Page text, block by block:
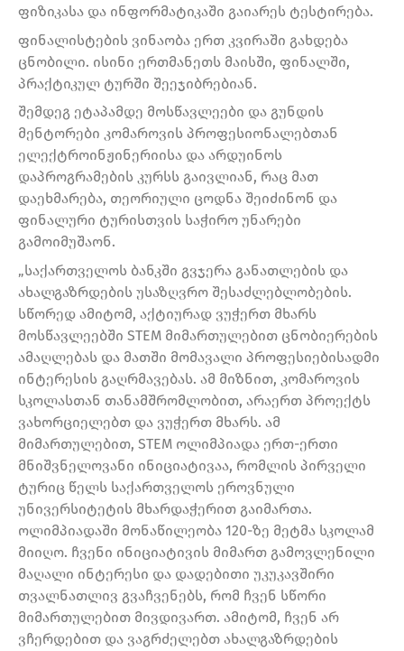
ფიზიკასა და ინფორმატიკაში გაიარეს ტესტირება.
ფინალისტების ვინაობა ერთ კვირაში გახდება
ცნობილი. ისინი ერთმანეთს მაისში, ფინალში,
პრაქტიკულ ტურში შეეჯიბრებიან.
შემდეგ ეტაპამდე მოსწავლეები და გუნდის
მენტორები კომაროვის პროფესიონალებთან
ელექტროინჟინერიისა და არდუინოს
დაპროგრამების კურსს გაივლიან, რაც მათ
დაეხმარება, თეორიული ცოდნა შეიძინონ და
ფინალური ტურისთვის საჭირო უნარები
გამოიმუშაონ.
„საქართველოს ბანკში გვჯერა განათლების და
ახალგაზრდების უსაზღვრო შესაძლებლობების.
სწორედ ამიტომ, აქტიურად ვუჭერთ მხარს
მოსწავლეებში STEM მიმართულებით ცნობიერების
ამაღლებას და მათში მომავალი პროფესიებისადმი
ინტერესის გაღრმავებას. ამ მიზნით, კომაროვის
სკოლასთან თანამშრომლობით, არაერთ პროექტს
ვახორციელებთ და ვუჭერთ მხარს. ამ
მიმართულებით, STEM ოლიმპიადა ერთ-ერთი
მნიშვნელოვანი ინიციატივაა, რომლის პირველი
ტურიც წელს საქართველოს ეროვნული
უნივერსიტეტის მხარდაჭერით გაიმართა.
ოლიმპიადაში მონაწილეობა 120-ზე მეტმა სკოლამ
მიიღო. ჩვენი ინიციატივის მიმართ გამოვლენილი
მაღალი ინტერესი და დადებითი უკუკავშირი
თვალნათლივ გვაჩვენებს, რომ ჩვენ სწორი
მიმართულებით მივდივართ. ამიტომ, ჩვენ არ
ვჩერდებით და ვაგრძელებთ ახალგაზრდების